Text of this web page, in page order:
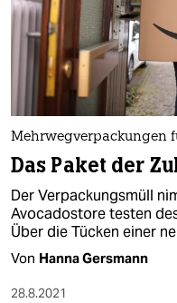
Mehrwegverpackungen
Das Paket der
Der Verpackungsmüll
Avocadostore testen
Über die Tücken einer
Von Hanna Gersmann
28.8.2021